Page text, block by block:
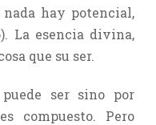
nada hay potencial,
La esencia divina,
que su ser.
ser sino por
compuesto. Pero